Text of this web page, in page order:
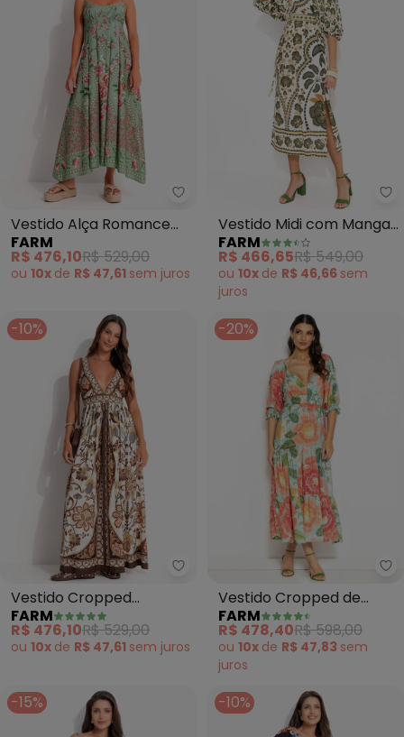
Farm - Vestido Alça Romance
Vestido Alça Romance
(Verde)
FARM
R$ 476,10R$ 529,00
ou 10x de R$ 47,61 sem juros
Vestido Midi com Manga
em Viscose (Verde)
FARM
R$ 466,65R$ 549,00
ou 10x de R$ 46,66 sem
juros
-10%
Farm - Vestido Cropped
Vestido Cropped
Romance de Pássaro
(Marrom)
FARM
R$ 476,10R$ 529,00
ou 10x de R$ 47,61 sem juros
-20%
Vestido Cropped de
Viscose Floral Julia
(Estampado)
FARM
R$ 478,40R$ 598,00
ou 10x de R$ 47,83 sem
juros
-15% -10%